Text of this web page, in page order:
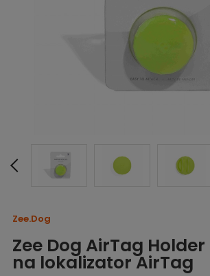
Zee.Dog
Zee Dog AirTag Holder
na lokalizator AirTag